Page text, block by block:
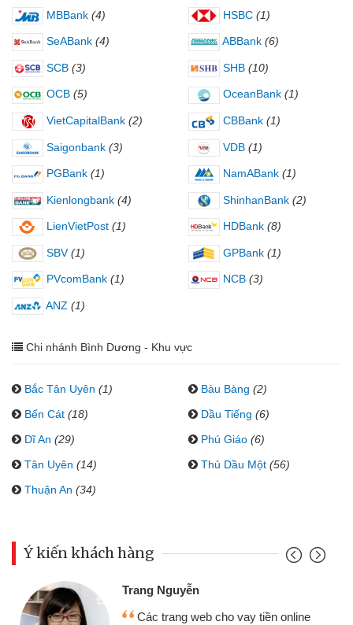
MBBank (4) HSBC (1)
SeABank (4) ABBank (6)
SCB (3) SHB (10)
OCB (5) OceanBank (1)
VietCapitalBank (2) CBBank (1)
Saigonbank (3) VDB (1)
PGBank (1) NamABank (1)
Kienlongbank (4) ShinhanBank (2)
LienVietPost (1) HDBank (8)
SBV (1) GPBank (1)
PVcomBank (1) NCB (3)
ANZ (1)
Chi nhánh Bình Dương - Khu vực
Bắc Tân Uyên (1) Bàu Bàng (2)
Bến Cát (18) Dầu Tiếng (6)
Dĩ An (29) Phú Giáo (6)
Tân Uyên (14) Thủ Dầu Một (56)
Thuận An (34)
Ý kiến khách hàng
Trang Nguyễn
Các trang web cho vay tiền online